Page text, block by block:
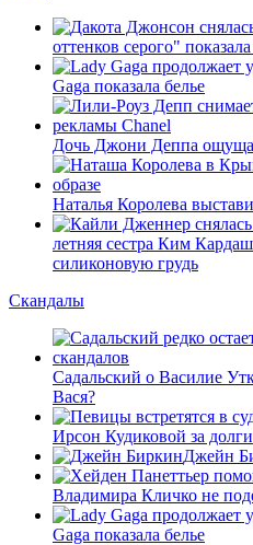
оттенков серого"
Gaga показала белье
Дочь Джони Деппа
Наталья Королева
летняя сестра Ким
силиконовую грудь
Скандалы
Садальский о Василие
Вася?
Ирсон Кудиковой за долги
Джейн
Владимира Кличко не
Gaga показала белье